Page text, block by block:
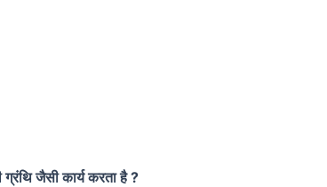
ग्रंथि जैसी कार्य करता है ?